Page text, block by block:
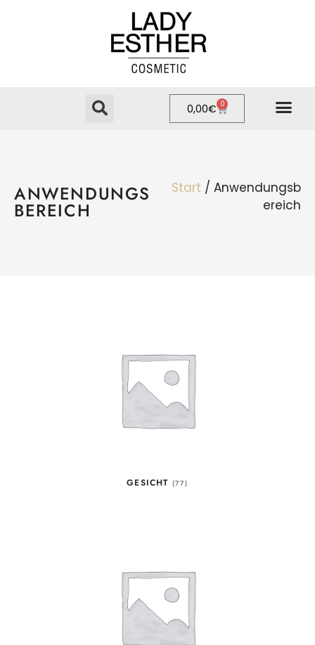
0,00€ 0
ANWENDUNGS
BEREICH
Start / Anwendungsb
ereich
GESICHT (77)